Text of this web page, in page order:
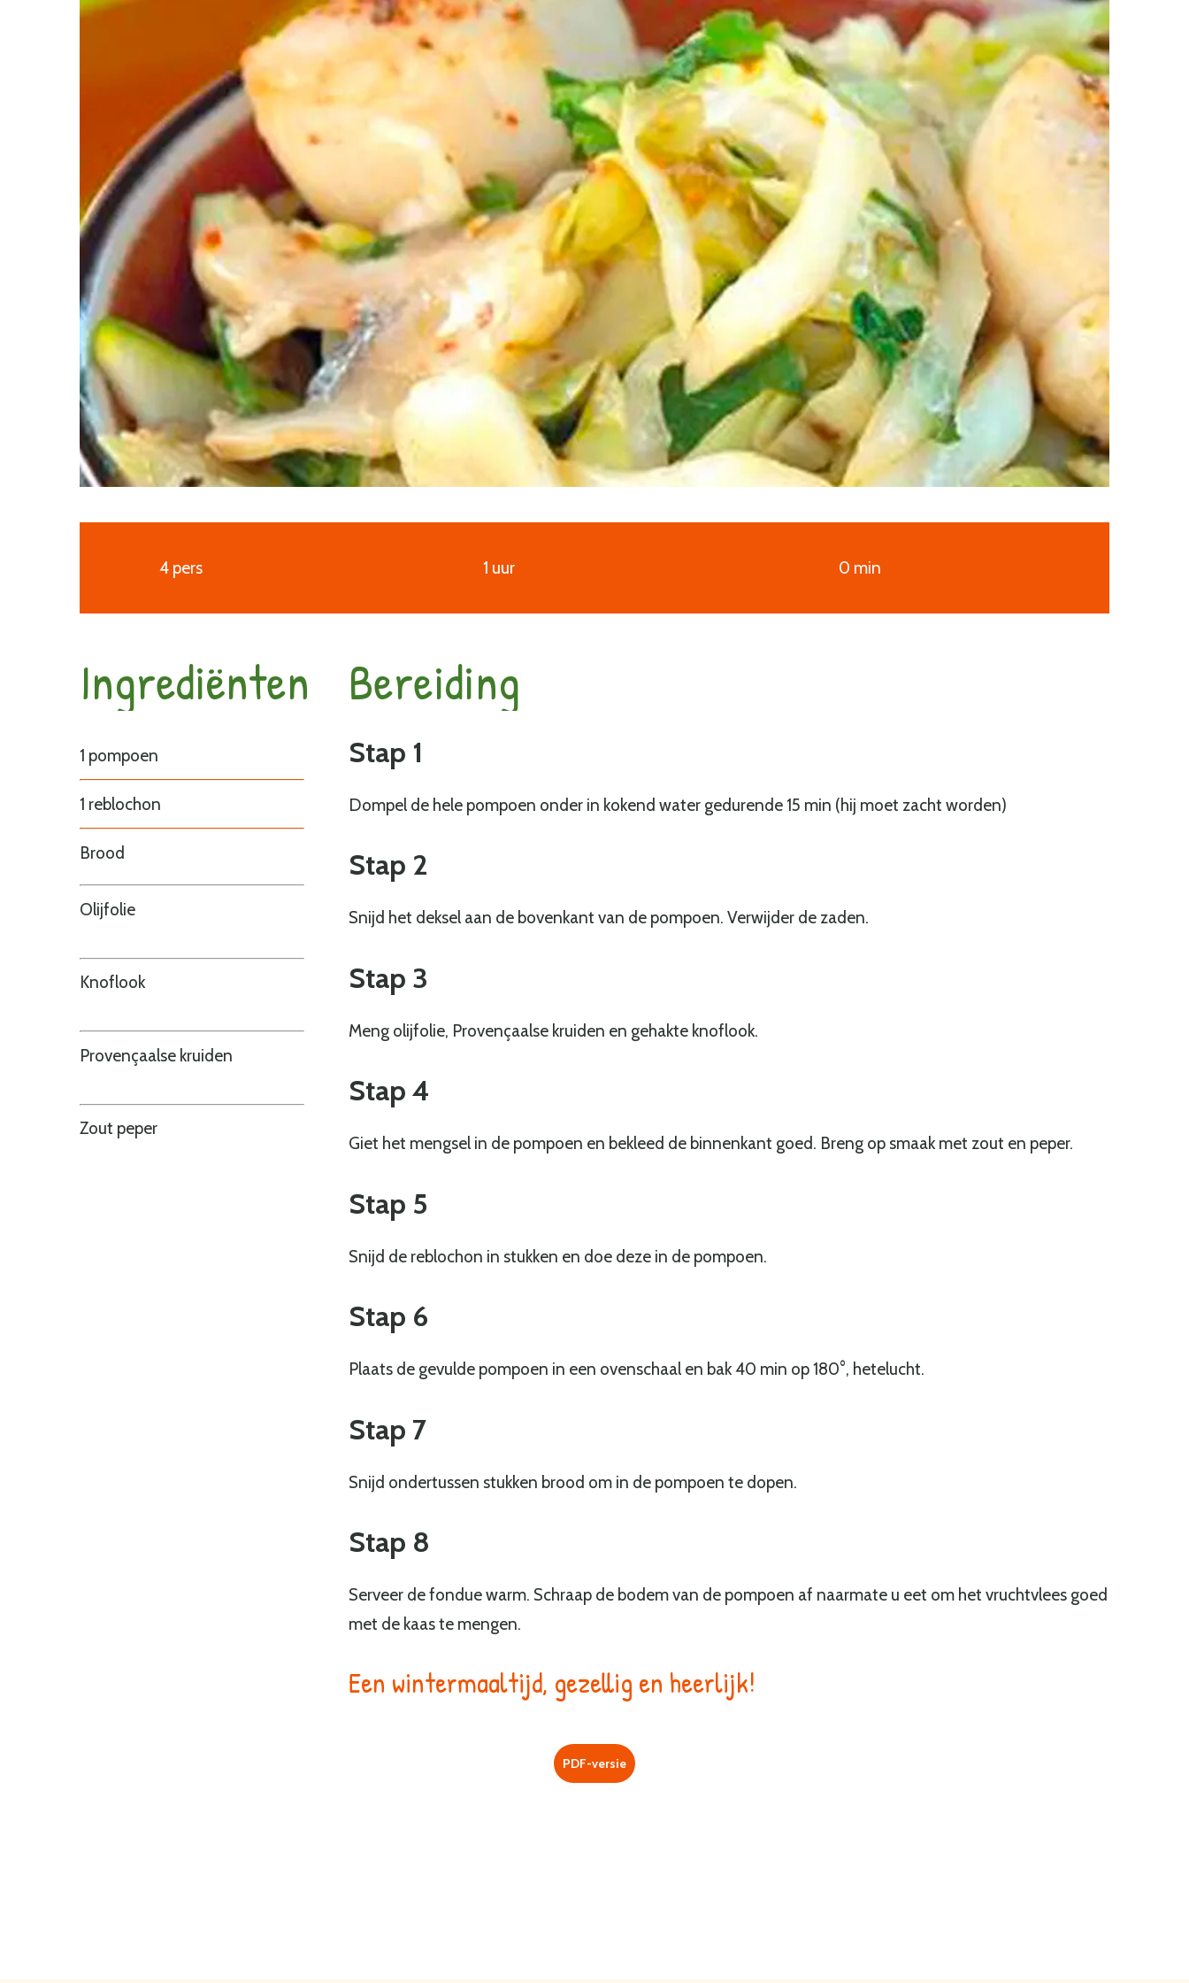
4 pers 1 uur 0 min
Ingrediënten
1 pompoen
1 reblochon
Brood
Olijfolie
Knoflook
Provençaalse kruiden
Zout peper
Bereiding
Stap 1
Dompel de hele pompoen onder in kokend water gedurende 15 min (hij moet zacht worden)
Stap 2
Snijd het deksel aan de bovenkant van de pompoen. Verwijder de zaden.
Stap 3
Meng olijfolie, Provençaalse kruiden en gehakte knoflook.
Stap 4
Giet het mengsel in de pompoen en bekleed de binnenkant goed. Breng op smaak met zout en peper.
Stap 5
Snijd de reblochon in stukken en doe deze in de pompoen.
Stap 6
Plaats de gevulde pompoen in een ovenschaal en bak 40 min op 180°, hetelucht.
Stap 7
Snijd ondertussen stukken brood om in de pompoen te dopen.
Stap 8
Serveer de fondue warm. Schraap de bodem van de pompoen af naarmate u eet om het vruchtvlees goed
met de kaas te mengen.
Een wintermaaltijd, gezellig en heerlijk!
PDF-versie